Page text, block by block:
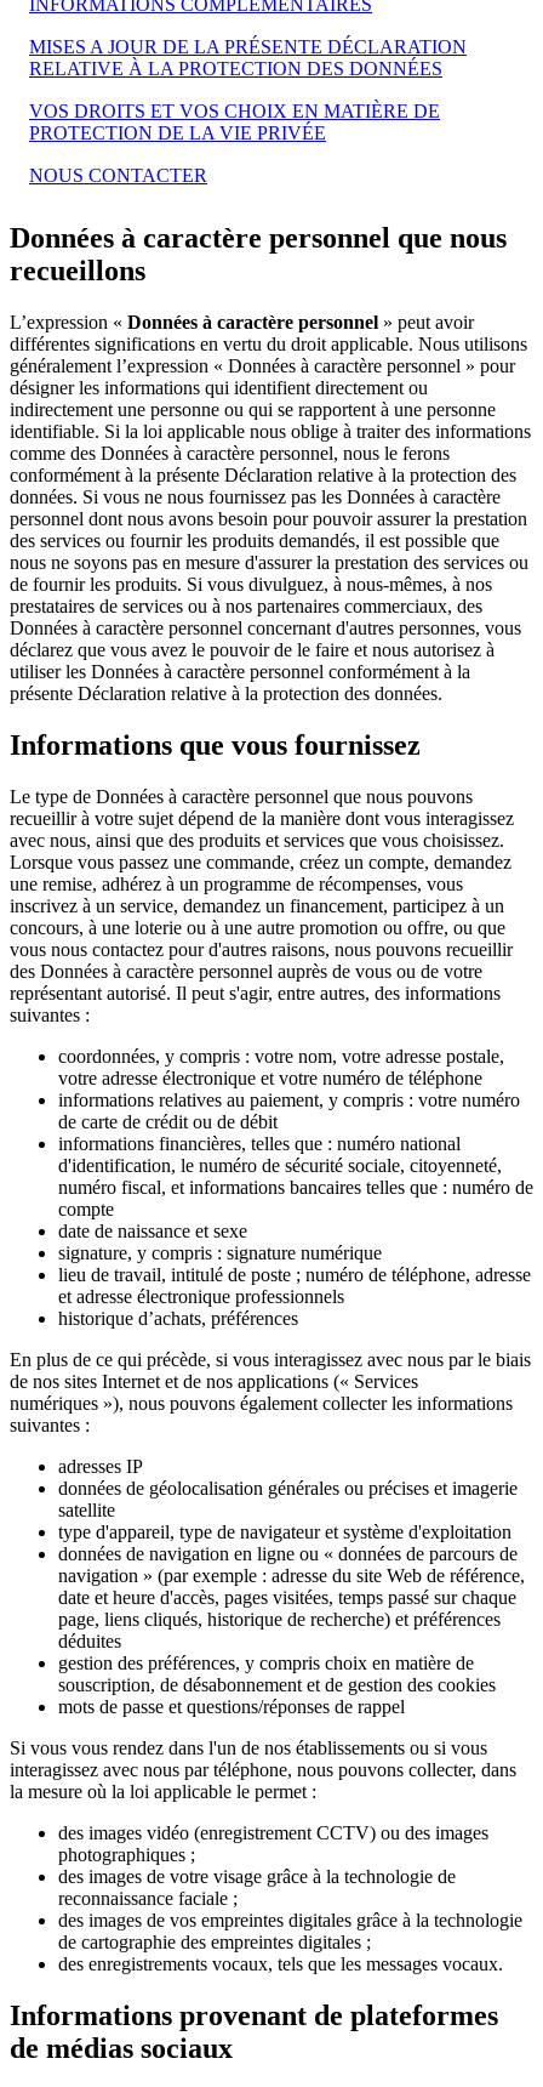
INFORMATIONS COMPLÉMENTAIRES
MISES A JOUR DE LA PRÉSENTE DÉCLARATION
RELATIVE À LA PROTECTION DES DONNÉES
VOS DROITS ET VOS CHOIX EN MATIÈRE DE
PROTECTION DE LA VIE PRIVÉE
NOUS CONTACTER
Données à caractère personnel que nous
recueillons
L’expression « Données à caractère personnel » peut avoir
différentes significations en vertu du droit applicable. Nous utilisons
généralement l’expression « Données à caractère personnel » pour
désigner les informations qui identifient directement ou
indirectement une personne ou qui se rapportent à une personne
identifiable. Si la loi applicable nous oblige à traiter des informations
comme des Données à caractère personnel, nous le ferons
conformément à la présente Déclaration relative à la protection des
données. Si vous ne nous fournissez pas les Données à caractère
personnel dont nous avons besoin pour pouvoir assurer la prestation
des services ou fournir les produits demandés, il est possible que
nous ne soyons pas en mesure d'assurer la prestation des services ou
de fournir les produits. Si vous divulguez, à nous-mêmes, à nos
prestataires de services ou à nos partenaires commerciaux, des
Données à caractère personnel concernant d'autres personnes, vous
déclarez que vous avez le pouvoir de le faire et nous autorisez à
utiliser les Données à caractère personnel conformément à la
présente Déclaration relative à la protection des données.
Informations que vous fournissez
Le type de Données à caractère personnel que nous pouvons
recueillir à votre sujet dépend de la manière dont vous interagissez
avec nous, ainsi que des produits et services que vous choisissez.
Lorsque vous passez une commande, créez un compte, demandez
une remise, adhérez à un programme de récompenses, vous
inscrivez à un service, demandez un financement, participez à un
concours, à une loterie ou à une autre promotion ou offre, ou que
vous nous contactez pour d'autres raisons, nous pouvons recueillir
des Données à caractère personnel auprès de vous ou de votre
représentant autorisé. Il peut s'agir, entre autres, des informations
suivantes :
coordonnées, y compris : votre nom, votre adresse postale,
votre adresse électronique et votre numéro de téléphone
informations relatives au paiement, y compris : votre numéro
de carte de crédit ou de débit
informations financières, telles que : numéro national
d'identification, le numéro de sécurité sociale, citoyenneté,
numéro fiscal, et informations bancaires telles que : numéro de
compte
date de naissance et sexe
signature, y compris : signature numérique
lieu de travail, intitulé de poste ; numéro de téléphone, adresse
et adresse électronique professionnels
historique d’achats, préférences
En plus de ce qui précède, si vous interagissez avec nous par le biais
de nos sites Internet et de nos applications (« Services
numériques »), nous pouvons également collecter les informations
suivantes :
adresses IP
données de géolocalisation générales ou précises et imagerie
satellite
type d'appareil, type de navigateur et système d'exploitation
données de navigation en ligne ou « données de parcours de
navigation » (par exemple : adresse du site Web de référence,
date et heure d'accès, pages visitées, temps passé sur chaque
page, liens cliqués, historique de recherche) et préférences
déduites
gestion des préférences, y compris choix en matière de
souscription, de désabonnement et de gestion des cookies
mots de passe et questions/réponses de rappel
Si vous vous rendez dans l'un de nos établissements ou si vous
interagissez avec nous par téléphone, nous pouvons collecter, dans
la mesure où la loi applicable le permet :
des images vidéo (enregistrement CCTV) ou des images
photographiques ;
des images de votre visage grâce à la technologie de
reconnaissance faciale ;
des images de vos empreintes digitales grâce à la technologie
de cartographie des empreintes digitales ;
des enregistrements vocaux, tels que les messages vocaux.
Informations provenant de plateformes
de médias sociaux